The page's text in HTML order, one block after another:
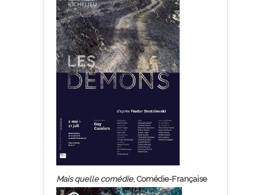
Mais quelle comédie, Comédie-Française